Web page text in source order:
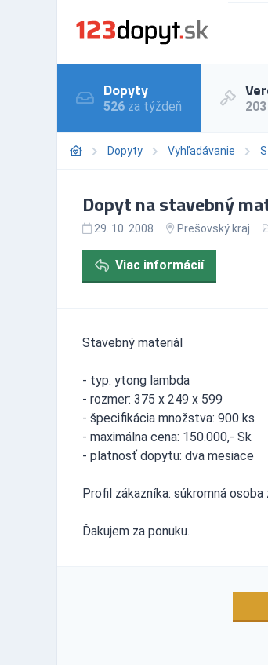
Dopyty
526 za týždeň 203
Dopyty Vyhľadávanie
Dopyt na stavebný
29. 10. 2008 Prešovský kraj
Viac informácií
Stavebný materiál
- typ: ytong lambda
- rozmer: 375 x 249 x 599
- špecifikácia množstva: 900 ks
- maximálna cena: 150.000,- Sk
- platnosť dopytu: dva mesiace
Profil zákazníka: súkromná
Ďakujem za ponuku.